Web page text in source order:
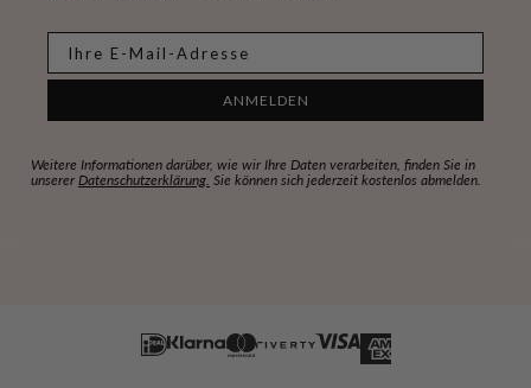
ANMELDEN
Weitere Informationen darüber, wie wir Ihre Daten verarbeiten, finden Sie in
unserer Datenschutzerklärung. Sie können sich jederzeit kostenlos abmelden.